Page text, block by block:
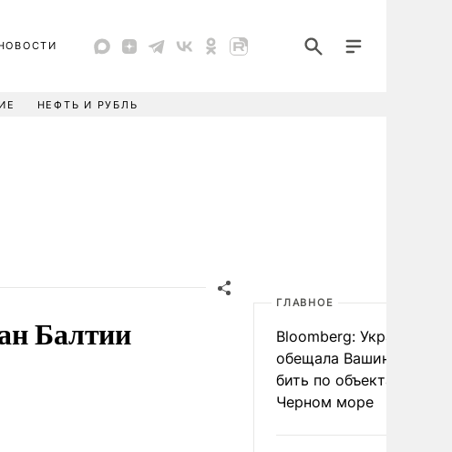
НЕФТЬ И РУБЛЬ
Балтии
ГЛАВНОЕ
Bloomberg: Украина
обещала Вашингтону не
бить по объектам КТК в
Черном море